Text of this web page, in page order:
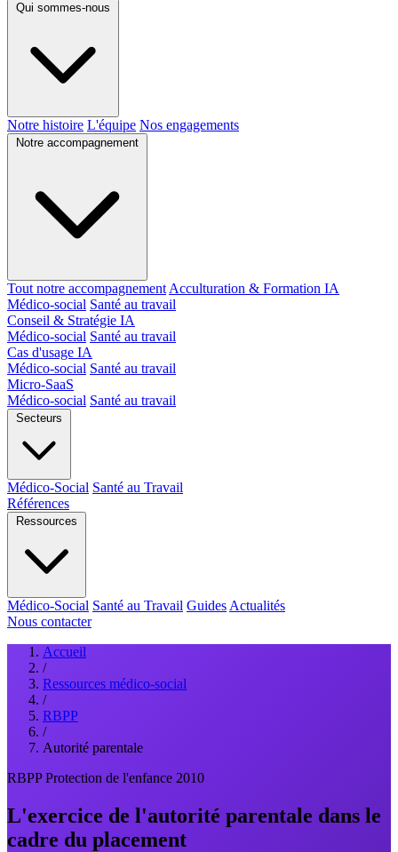
Qui sommes-nous
Notre histoire L'équipe Nos engagements
Notre accompagnement
Tout notre accompagnement Acculturation & Formation IA
Médico-social Santé au travail
Conseil & Stratégie IA
Médico-social Santé au travail
Cas d'usage IA
Médico-social Santé au travail
Micro-SaaS
Médico-social Santé au travail
Secteurs
Médico-Social Santé au Travail
Références
Ressources
Médico-Social Santé au Travail Guides Actualités
Nous contacter
Accueil
/
Ressources médico-social
/
RBPP
/
Autorité parentale
RBPP Protection de l'enfance 2010
L'exercice de l'autorité parentale dans le
cadre du placement